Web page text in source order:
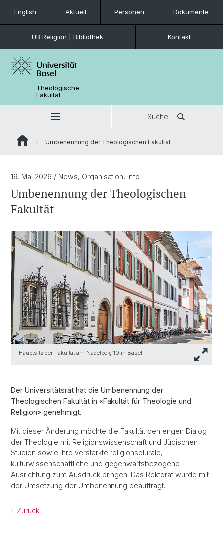
English Aktuell Personen Dokumente
UB Religion | Bibliothek Kontakt
Theologische
Fakultät
Suche
Umbenennung der Theologischen Fakultät
19. Mai 2026 / News, Organisation, Info
Umbenennung der Theologischen
Fakultät
Hauptsitz der Fakultät am Nadelberg 10 in Basel
Der Universitätsrat hat die Umbenennung der
Theologischen Fakultät in «Fakultät für Theologie und
Religion» genehmigt.
Mit dieser Änderung möchte die Fakultät den engen Dialog
der Theologie mit Religionswissenschaft und Jüdischen
Studien sowie ihre verstärkte religionsplurale,
kulturwissenschaftliche und gegenwartsbezogene
Ausrichtung zum Ausdruck bringen. Das Rektorat wurde mit
der Umsetzung der Umbenennung beauftragt.
Zurück